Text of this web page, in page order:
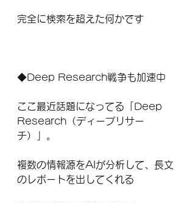
完全に検索を超えた何かです
◆Deep Research戦争も加速中
ここ最近話題になってる「Deep
Research（ディープリサー
チ）」。
複数の情報源をAIが分析して、長文
のレポートを出してくれる